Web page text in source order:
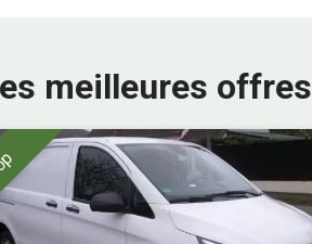
meilleures offres